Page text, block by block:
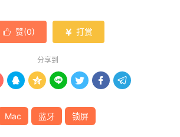
 赞(0)  打赏
分享到
     
Mac 蓝牙 锁屏